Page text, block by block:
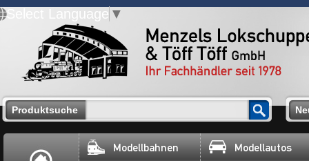
Select Language ▼
Produktsuche
Modellbahnen Modellautos